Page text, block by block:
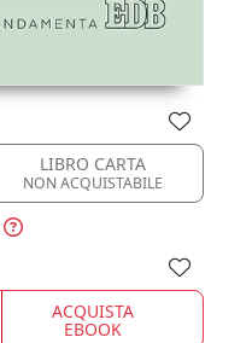
LIBRO CARTA
NON ACQUISTABILE
ACQUISTA
EBOOK